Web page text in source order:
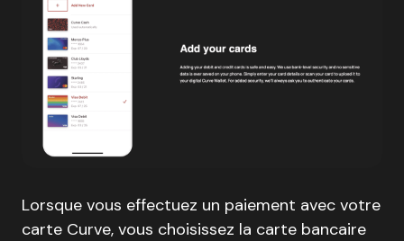
Lorsque vous effectuez un paiement avec votre
carte Curve, vous choisissez la carte bancaire